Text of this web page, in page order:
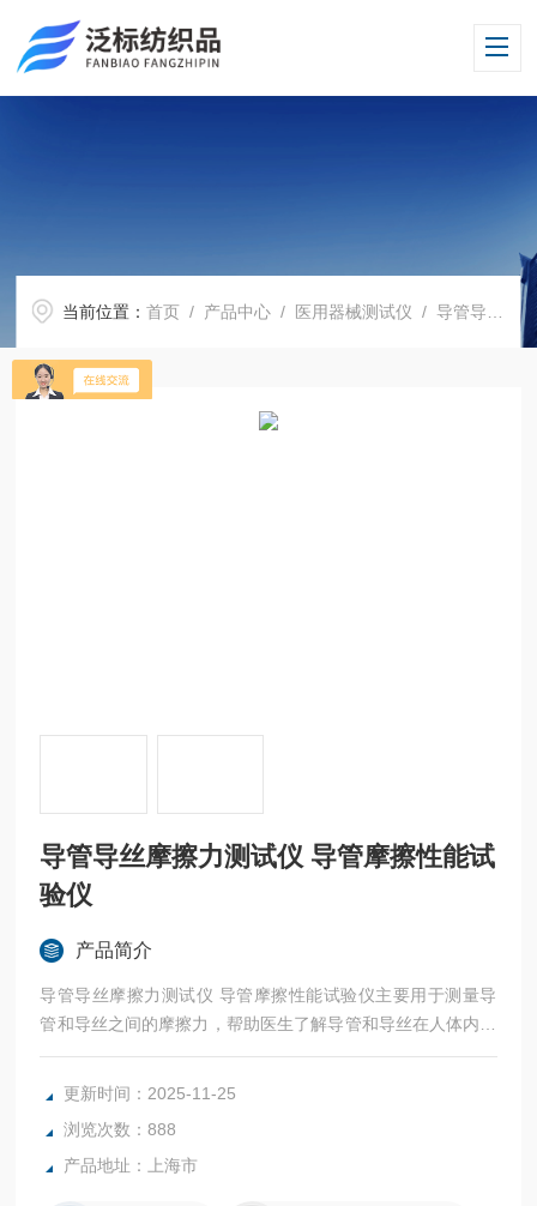
当前位置：首页 / 产品中心 / 医用器械测试仪 /导管导丝摩擦性能测试仪
导管导丝摩擦力测试仪 导管摩擦性能试
验仪
产品简介
导管导丝摩擦力测试仪 导管摩擦性能试验仪主要用于测量导
管和导丝之间的摩擦力，帮助医生了解导管和导丝在人体内的
运动特性，从而优化手术操作和提高治疗效果。
更新时间：2025-11-25
浏览次数：888
产品地址：上海市